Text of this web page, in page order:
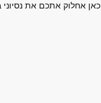
כאן אחלוק אתכם את נסיוני